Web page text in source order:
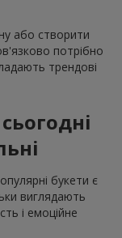
або створити
потрібно
трендові
букети є
виглядають
і емоційне